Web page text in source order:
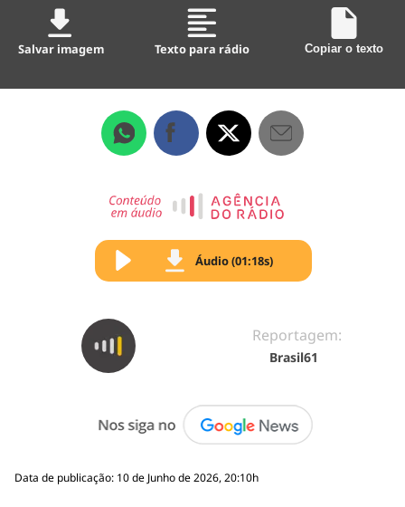
Salvar imagem Texto para rádio Copiar o texto
Áudio (01:18s)
Reportagem:
Brasil61
Data de publicação: 10 de Junho de 2026, 20:10h